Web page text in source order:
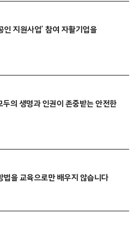
인 지원사업’ 참여 자활기업을
의 생명과 인권이 존중받는 안전한
을 교육으로만 배우지 않습니다